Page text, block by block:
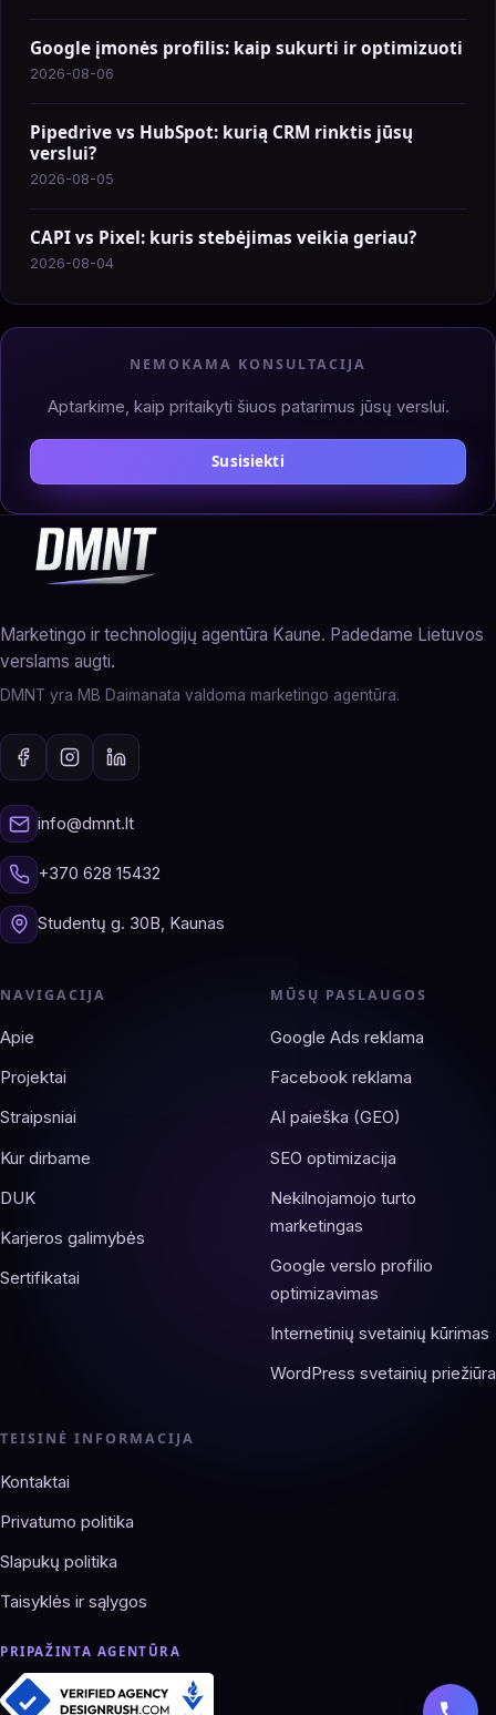
Google įmonės profilis: kaip sukurti ir optimizuoti
2026-08-06
Pipedrive vs HubSpot: kurią CRM rinktis jūsų
verslui?
2026-08-05
CAPI vs Pixel: kuris stebėjimas veikia geriau?
2026-08-04
NEMOKAMA KONSULTACIJA
Aptarkime, kaip pritaikyti šiuos patarimus jūsų verslui.
Susisiekti
Marketingo ir technologijų agentūra Kaune. Padedame Lietuvos
verslams augti.
DMNT yra MB Daimanata valdoma marketingo agentūra.
info@dmnt.lt
+370 628 15432
Studentų g. 30B, Kaunas
NAVIGACIJA
Apie
Projektai
Straipsniai
Kur dirbame
DUK
Karjeros galimybės
Sertifikatai
MŪSŲ PASLAUGOS
Google Ads reklama
Facebook reklama
AI paieška (GEO)
SEO optimizacija
Nekilnojamojo turto
marketingas
Google verslo profilio
optimizavimas
Internetinių svetainių kūrimas
WordPress svetainių priežiūra
TEISINĖ INFORMACIJA
Kontaktai
Privatumo politika
Slapukų politika
Taisyklės ir sąlygos
PRIPAŽINTA AGENTŪRA